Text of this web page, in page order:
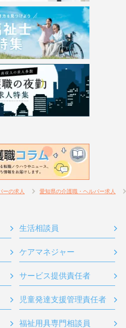
ーの求人 愛知県の介護職・ヘルパー求人
生活相談員
ケアマネジャー
サービス提供責任者
児童発達支援管理責任者
福祉用具専門相談員